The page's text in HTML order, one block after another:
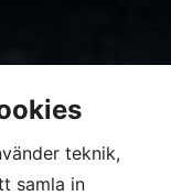
teknik,
samla in